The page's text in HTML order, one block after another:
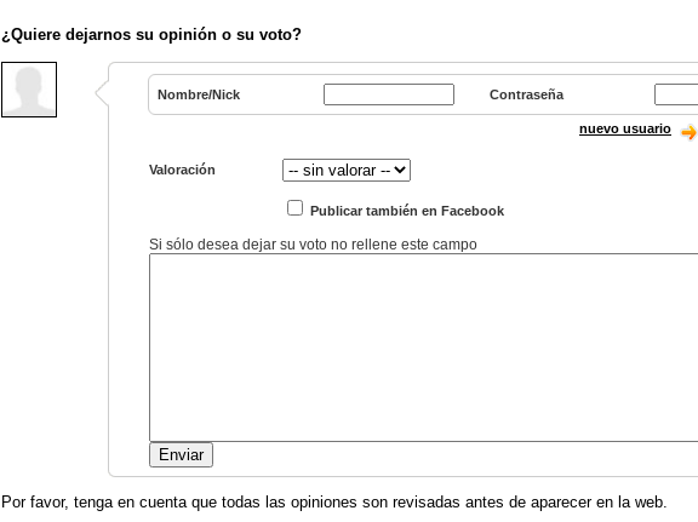
¿Quiere dejarnos su opinión o su voto?
Nombre/Nick Contraseña
nuevo usuario
Valoración
Publicar también en Facebook
Si sólo desea dejar su voto no rellene este campo
Por favor, tenga en cuenta que todas las opiniones son revisadas antes de aparecer en la web.